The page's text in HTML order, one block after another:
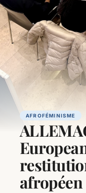
AFROFÉMINISME
afropéen